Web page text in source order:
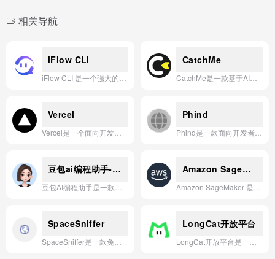
相关导航
iFlow CLI CatchMe
Vercel Phind
豆包ai编程助手-免费 Amazon SageMaker
SpaceSniffer LongCat开放平台